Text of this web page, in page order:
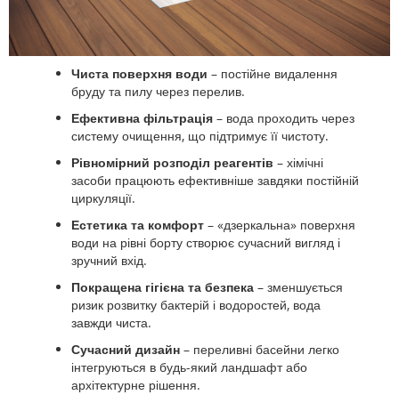
Чиста поверхня води – постійне видалення
бруду та пилу через перелив.
Ефективна фільтрація – вода проходить через
систему очищення, що підтримує її чистоту.
Рівномірний розподіл реагентів – хімічні
засоби працюють ефективніше завдяки постійній
циркуляції.
Естетика та комфорт – «дзеркальна» поверхня
води на рівні борту створює сучасний вигляд і
зручний вхід.
Покращена гігієна та безпека – зменшується
ризик розвитку бактерій і водоростей, вода
завжди чиста.
Сучасний дизайн – переливні басейни легко
інтегруються в будь-який ландшафт або
архітектурне рішення.